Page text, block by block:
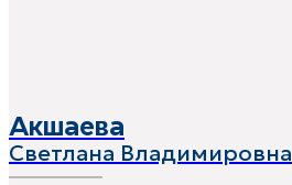
Акшаева
Светлана Владимировна